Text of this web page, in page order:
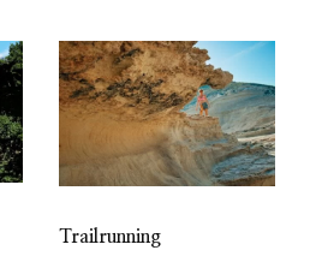
Trailrunning